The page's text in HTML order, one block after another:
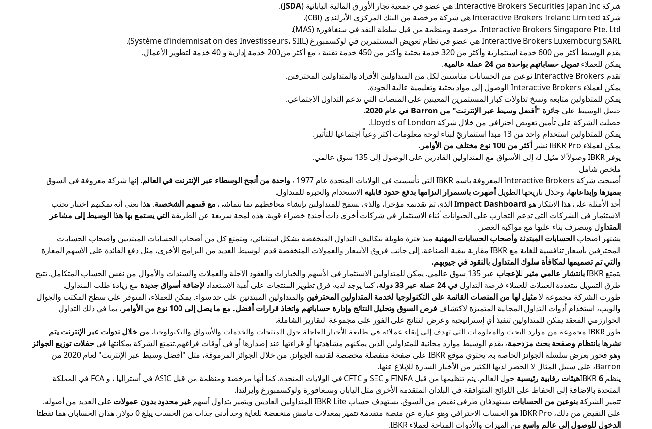
شركة Interactive Brokers Securities Japan Inc. هي عضو في جمعية تجار الأوراق المالية اليابانية (
JSDA
).
شركة Interactive Brokers Ireland Limited هي شركة مرخصة من البنك المركزي الأيرلندي (CBI).
Interactive Brokers Singapore Pte. Ltd. مرخصة ومنظمة من قبل سلطة النقد في سنغافورة (MAS).
Interactive Brokers Luxembourg SARL هي عضو في نظام تعويض المستثمرين في لوكسمبورغ (Système d’indemnisation des Investisseurs، SIIL).
يقدم الوسيط أكثر من 600 خدمة استثمارية وأكثر من 320 خدمة بحثية وأكثر من 450 خدمة تقنية ، مع أكثر من200 خدمة إدارية و 40 خدمة لتطوير الأعمال.
يمكن للعملاءتمويل حساباتهم بواحدة من 24 عملة عالمية
.
تقدم Interactive Brokers نوعين من الحسابات مناسبين لكل من المتداولين الأفراد والمتداولين المحترفين.
يمكن لعملاء Interactive Brokers الوصول إلى مواد بحثية وتعليمية عالية الجودة.
يمكن للمتداولين متابعة ونسخ تداولات كبار المستثمرين المعينين على المنصات التي تدعم التداول الاجتماعي.
حصل الوسيط على جائزة "أفضل وسيط عبر الإنترنت" من Barron في عام 2020
.
حصلت الشركة على تأمين تعويض احترافي من خلال شركة Lloyd's of London.
يمكن للمتداولين استخدام واحد من 13 مبدأ استثماريً لبناء لوحة معلومات أكثر وعياً اجتماعيا للتأثير.
يمكن لعملاء IBKR Pro نشر
أكثر من 100 نوع مختلف من الأوامر.
يوفر IBKR وصولاً لا مثيل له إلى الأسواق مع المتداولين القادرين على الوصول إلى 135 سوق عالمي.
ملخص شامل
أصبحت شركة Interactive Brokers المعروفة باسم IBKR التي تأسست في الولايات المتحدة عام 1977 ،
واحدة من أنجح الوسطاء عبر الإنترنت في العالم. إنها شركة معروفة في السوق
بتميزها وإبداعاتها، وخلال تاريخها الطويلأظهرت باستمرار التزامها بدفع حدود قابلية الاستخدام والخبرة للمتداول.
أحد الأمثلة على هذا الابتكار هو Impact Dashboard الذي تم تقديمه مؤخرا، والذي يسمح للمتداولين بإنشاء محافظهم بما يتماشى مع قيمهم الشخصية. هذا يعني أنه يمكنهم اختيار تجنب
الاستثمار في الشركات التي تدعم التجارب على الحيوانات أثناء الاستثمار في شركات أخرى ذات أجندة خضراء قوية. هذه لمحة سريعة عن الطريقة التي يستمع بها هذا الوسيط إلى مشاعر
المتداول ويتصرف بناء عليها مع مواكبة العصر.
يشتهر أصحاب الحسابات المبتدئة وأصحاب الحسابات المهنية منذ فترة طويلة بتكاليف التداول المنخفضة بشكل استثنائي، ويتمتع كل من أصحاب الحسابات المبتدئين وأصحاب الحسابات
المحترفين بأسعار تنافسية للغاية مع IBKR مقارنة ببقية الصناعة. إلى جانب
فروق الأسعار والعمولات المنخفضة قدم الوسيط العديد من البرامج الأخرى، مثل دفع الفائدة على الأسهم المعارة
والتي تم تصميمها لمكافأة سلوك المتداول بالنقود في جيوبهم.
يتمتع IBKR
بانتشار عالمي مثير للإعجاب عبر 135 سوق عالمي. يمكن للمتداولين الاستثمار في الأسهم والخيارات والعقود الآجلة والعملات والسندات والأموال من نفس الحساب المتكامل. تتيح
طرق التمويل متعددة العملات للعملاء فرصة التداول في 24 عملة عبر 33 دولة ، كما يوجد لديه فرق تطوير المنتجات على أهبة الاستعداد لإضافة أسواق جديدة مع زيادة طلب المتداول.
طورت الشركة مجموعة لا مثيل لها من المنصات القائمة على التكنولوجيا لخدمة المتداولين المحترفين والمتداولين المبتدئين على حد سواء. يمكن للعملاء، المتوفر على سطح المكتب والجوال
والويب، استخدام أدوات التداول المجانية المتميزة لاكتشاف فرص السوق وتحليل النتائج وإدارة حساباتهم واتخاذ قرارات أفضل. مع ما يصل إلى 100 نوع من الأوامر
، بما في ذلك التداول
الخوارزمي المعقد يمكن للمتداولين تنفيذ أي إستراتيجية وعرض النتائج على الفور على مجموعة التقارير الشاملة.
طور IBKR مجموعة من موارد البحث والمعلومات التي تهدف إلى إبقاء عملائه في طليعة الأخبار العاجلة حول المنتجات والخدمات والأسواق والتكنولوجيا
. من خلال ندوات عبر الإنترنت يتم
نشرها بانتظام وصفحة بحث مزدحمة، يقدم الوسيط موارد مجانية للمتداولين الذين يمكنهم مشاهدتها أو قراءتها عند إصدارها أو في أوقات فراغهم.تتمتع الشركة بمكانتها في حفلات توزيع الجوائز
وهو فخور بعرض سلسلة الجوائز الخاصة به. يحتوي موقع IBKR على صفحة منفصلة مخصصة لقائمة الجوائز. من خلال الجوائز المرموقة، مثل "أفضل وسيط عبر الإنترنت" لعام 2020 من
Barron، على سبيل المثال لا الحصر لديها الكثير من الأخبار السارة للإبلاغ عنها.
ينظم IBKR 6هيئات رقابية رئيسية
حول العالم. يتم تنظيمها من قبل FINRA و SEC و CFTC في الولايات المتحدة. كما أنها مرخصة ومنظمة من قبل ASIC في أستراليا ، و FCA في المملكة
المتحدة بالإضافة إلى الحفاظ على اللوائح المتوافقة في البلدان المتقدمة الأخرى مثل اليابان وسنغافورة ولوكسمبورغ وأيرلندا.
تتميز الشركة بنوعين من الحسابات يستهدفان طرفي نقيض من السوق. يستهدف حساب IBKR Lite المتداولين العاديين ويتميز بتداول أسهم غير محدود بدون عمولات على العديد من أصوله.
على النقيض من ذلك، IBKR Pro هو الحساب الاحترافي وهو عبارة عن منصة متقدمة تتميز بمعدلات هامش منخفضة للغاية وحد أدنى جذاب من الحساب يبلغ 0 دولار. هذان الحسابان هما نقطتا
الدخول للوصول إلى عالم واسع من الميزات والأدوات المتاحة لعملاء IBKR.